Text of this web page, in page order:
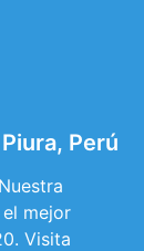
Perú
mejor
Visita